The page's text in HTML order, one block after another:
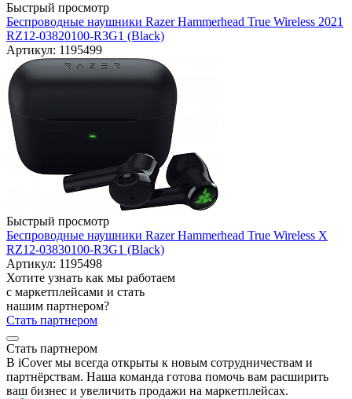
Быстрый просмотр
Беспроводные наушники Razer Hammerhead True Wireless 2021
RZ12-03820100-R3G1 (Black)
Артикул: 1195499
Быстрый просмотр
Беспроводные наушники Razer Hammerhead True Wireless X
RZ12-03830100-R3G1 (Black)
Артикул: 1195498
Хотите узнать как мы работаем
с маркетплейсами и стать
нашим партнером?
Стать партнером
Стать партнером
В iCover мы всегда открыты к новым сотрудничествам и
партнёрствам. Наша команда готова помочь вам расширить
ваш бизнес и увеличить продажи на маркетплейсах.